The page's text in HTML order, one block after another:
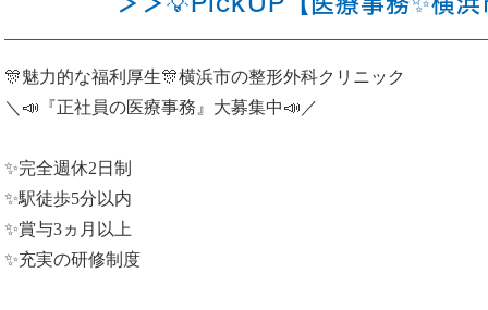
🎊魅力的な福利厚生🎊横浜市の整形外科クリニック
＼📣『正社員の医療事務』大募集中📣／
✨完全週休2日制
✨駅徒歩5分以内
✨賞与3ヵ月以上
✨充実の研修制度